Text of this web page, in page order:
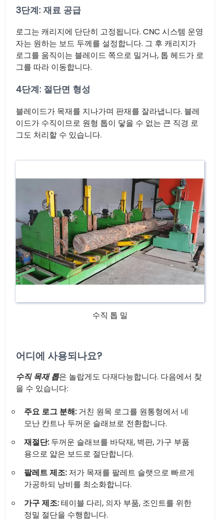
3단계: 재료 공급
로그는 캐리지에 단단히 고정됩니다. CNC 시스템 운영
자는 원하는 보드 두께를 설정합니다. 그 후 캐리지가
로그를 움직이는 블레이드 쪽으로 밀거나, 톱 헤드가 로
그를 따라 이동합니다.
4단계: 절단면 형성
블레이드가 목재를 지나가며 판재를 잘라냅니다. 블레
이드가 수직이므로 원형 톱이 닿을 수 없는 큰 직경 로
그도 처리할 수 있습니다.
수직 톱 밀
어디에 사용되나요?
수직 목재 톱은 놀랍게도 다재다능합니다. 다음에서 찾
을 수 있습니다:
주요 로그 분해: 거친 원목 로그를 원통형에서 네
모난 칸트나 두꺼운 슬래브로 전환합니다.
재절단: 두꺼운 슬래브를 바닥재, 벽판, 가구 부품
용으로 얇은 보드로 절단합니다.
팔레트 제조: 저가 목재를 팔레트 슬랫으로 빠르게
가공하되 낭비를 최소화합니다.
가구 제조:테이블 다리, 의자 부품, 조인트를 위한
정밀 절단을 수행합니다.